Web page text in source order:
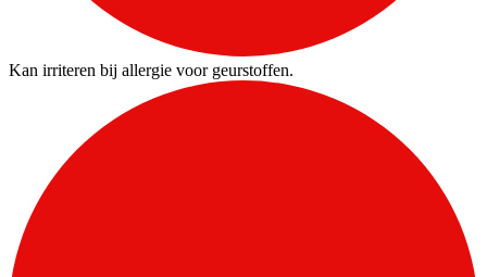
Kan irriteren bij allergie voor geurstoffen.